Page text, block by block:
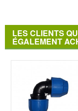
LES CLIENTS
ÉGALEMENT